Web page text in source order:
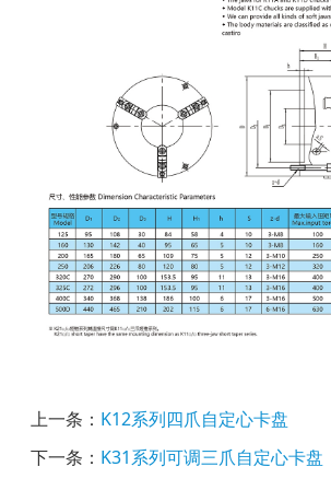
上一条： K12系列四爪自定心卡盘
下一条： K31系列可调三爪自定心卡盘